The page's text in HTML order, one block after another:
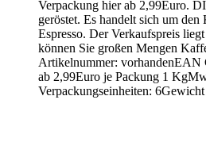
Verpackung hier ab 2,99Euro.
geröstet. Es handelt sich um
Espresso. Der Verkaufspreis
können Sie großen Mengen
Artikelnummer: vorhandenEAN
ab 2,99Euro je Packung 1
Verpackungseinheiten: 6Gewicht